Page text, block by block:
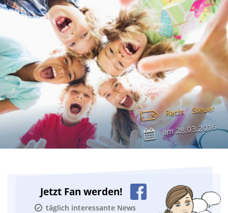
Recht Steuer
am28.03.2016
Jetzt Fan werden!
täglich interessante News